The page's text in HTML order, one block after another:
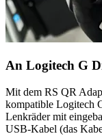
An Logitech G
Mit dem RS QR
kompatible Logitech
Lenkräder mit
USB-Kabel (das